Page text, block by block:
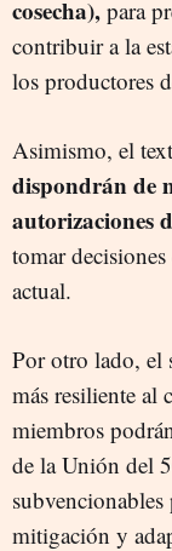
cosecha), para
contribuir a la
los productores
Asimismo, el
dispondrán de
autorizaciones
tomar
actual.
Por otro lado, el
más resiliente al
miembros
de la Unión del
subvencionables
mitigación y